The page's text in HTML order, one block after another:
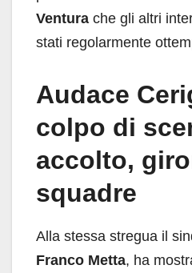
Ventura che gli altri
stati regolarmente
Audace
colpo di
accolto,
squadre
Alla stessa stregua il
Franco Metta, ha